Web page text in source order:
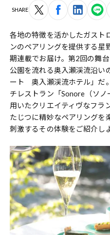
SHARE
各地の特徴を活かしたガスト
ンのペアリングを提供する星
期連載でお届け。第2回の舞
公園を流れる奥入瀬渓流沿い
ート 奥入瀬渓流ホテル」だ
チレストラン「Sonore（ソ
用いたクリエイティヴなフラ
たじつに精妙なペアリングを
刺激するその体験をご紹介し